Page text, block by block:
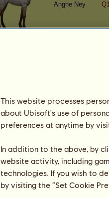
Anghe Ney
Anghe Ney
Anghe Ney
This website processes
about Ubisoft's use of
preferences at anytime by
In addition to the above, by
website activity, including
technologies. If you wish to
by visiting the “Set Cookie